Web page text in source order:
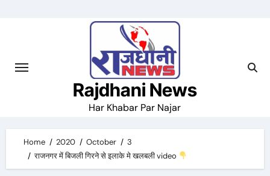
Rajdhani News
Har Khabar Par Najar
Home 2020 October
3
राजनगर में बिजली गिरने से इलाके मे खलबली video